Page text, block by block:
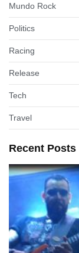
Mundo Rock
Politics
Racing
Release
Tech
Travel
Recent Posts